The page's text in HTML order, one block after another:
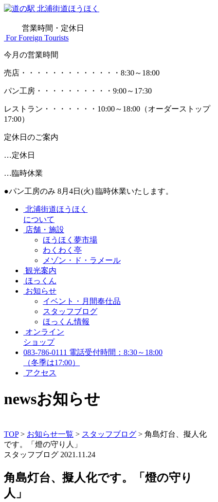
営業時間・定休日
For Foreign Tourists
今月の営業時間
売店 ・・・・・・・・・・・・・ 8:30～18:00
パン工房 ・・・・・・・・・・ 9:00～17:30
レストラン ・・・・・・・ 10:00～18:00 （オーダーストップ
17:00）
定休日のご案内
…定休日
…臨時休業
●パン工房のみ 8月4日(火) 臨時休業いたします。
北浦街道ほうほく
について
店舗・施設
ほうほく夢市場
わくわく亭
メゾン・ド・ラメール
観光案内
ほっくん
お知らせ
イベント・月間奉仕品
スタッフブログ
ほっくん情報
オンライン
ショップ
083-786-0111 電話受付時間：8:30～18:00
（冬季は17:00）
アクセス
newsお知らせ
TOP> お知らせ一覧 > スタッフブログ > 角島灯台、擬人化
です。「燈の守り人」
スタッフブログ 2021.11.24
角島灯台、擬人化です。「燈の守り
人」